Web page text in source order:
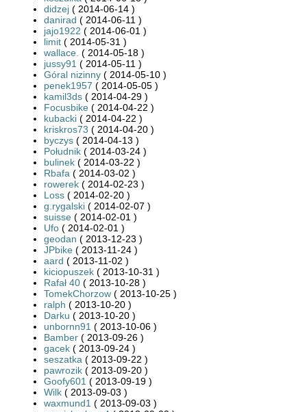
didzej ( 2014-06-14 )
danirad ( 2014-06-11 )
jajo1922 ( 2014-06-01 )
limit ( 2014-05-31 )
wallace. ( 2014-05-18 )
jussy91 ( 2014-05-11 )
Góral nizinny ( 2014-05-10 )
penek1957 ( 2014-05-05 )
kamil3ds ( 2014-04-29 )
Focusbike ( 2014-04-22 )
kubacki ( 2014-04-22 )
kriskros73 ( 2014-04-20 )
byczys ( 2014-04-13 )
Południk ( 2014-03-24 )
bulinek ( 2014-03-22 )
Rbafa ( 2014-03-02 )
rowerek ( 2014-02-23 )
Loss ( 2014-02-20 )
g.rygalski ( 2014-02-07 )
suisse ( 2014-02-01 )
Ufo ( 2014-02-01 )
geodan ( 2013-12-23 )
JPbike ( 2013-11-24 )
aard ( 2013-11-02 )
kiciopuszek ( 2013-10-31 )
Rafał 40 ( 2013-10-28 )
TomekChorzow ( 2013-10-25 )
ralph ( 2013-10-20 )
Darku ( 2013-10-20 )
unbornn91 ( 2013-10-06 )
Bamber ( 2013-09-26 )
gacek ( 2013-09-24 )
seszatka ( 2013-09-22 )
pawrozik ( 2013-09-20 )
Goofy601 ( 2013-09-19 )
Wilk ( 2013-09-03 )
waxmund1 ( 2013-09-03 )